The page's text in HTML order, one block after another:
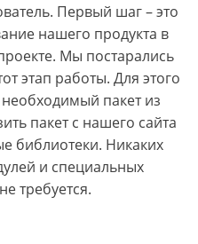
Первый шаг – это
нашего продукта в
Мы постарались
этап работы. Для этого
пакет из
пакет с нашего сайта
библиотеки. Никаких
и специальных
требуется.